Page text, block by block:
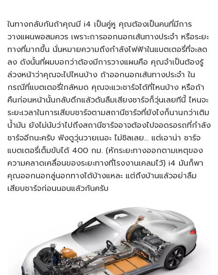
ในทางกลับกันถ้าคุณมี i4 เป็นคู่หู คุณต้องเป็นคนที่มีการ
วางแผนพอสมควร เพราะการออกนอกเส้นทางประจำ หรือระยะ
ทางที่มากขึ้น นั่นหมายความถึงกำลังไฟฟ้าในแบตเตอรี่ที่จะลด
ลง ดังนั้นที่ผมบอกว่าต้องมีการวางแผนคือ คุณจำเป็นต้องรู้
ล่วงหน้าว่าคุณจะไปไหนบ้าง ถ้าออกนอกเส้นทางประจำ ใน
กรณีที่แบตเตอรี่ใกล้หมด คุณจะแวะชาร์จได้ที่ไหนบ้าง หรือถ้า
คืนก่อนหน้านั้นกลับดึกแล้วดันลืมเสียงชาร์จก็วุ่นเลยทีนี้ ไหนจะ
ระยะเวลาในการเสียบชาร์จตามสถานีชาร์จที่ยังไงก็นานกว่าเติม
น้ำมัน ยังไม่นับว่าไปถึงสถานีชาร์จอาจต้องไปจอดรอรถที่กำลัง
ชาร์จอีกนะครับ ฟังดูวุ่นวายเนอะ ไม่ชิลเลย… แต่เอาน่า ชาร์จ
แบตเตอรี่เต็มขับได้ 400 กม. (หักระยะทางออกตามเหตุของ
ความคลาดเคลื่อนของระยะทางที่โรงงานเคลมไว้) i4 มันก็พา
คุณออกนอกลู่นอกทางได้บ้างแหละ แต่ถึงบ้านแล้วอย่าลืม
เสียบชาร์จก่อนนอนแล้วกันครับ